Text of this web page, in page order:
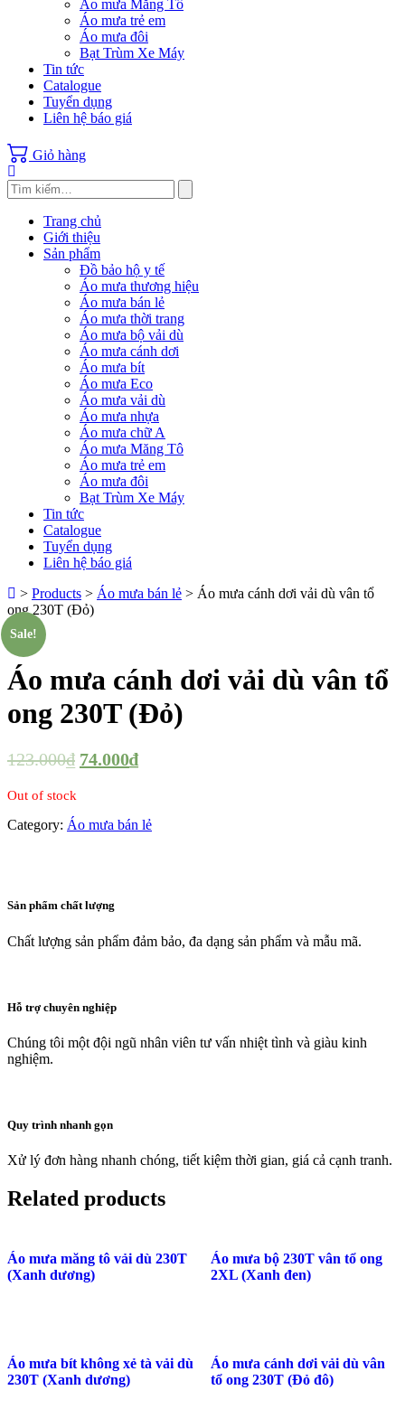
Áo mưa Măng Tô
Áo mưa trẻ em
Áo mưa đôi
Bạt Trùm Xe Máy
Tin tức
Catalogue
Tuyển dụng
Liên hệ báo giá
Giỏ hàng
Trang chủ
Giới thiệu
Sản phẩm
Đồ bảo hộ y tế
Áo mưa thương hiệu
Áo mưa bán lẻ
Áo mưa thời trang
Áo mưa bộ vải dù
Áo mưa cánh dơi
Áo mưa bít
Áo mưa Eco
Áo mưa vải dù
Áo mưa nhựa
Áo mưa chữ A
Áo mưa Măng Tô
Áo mưa trẻ em
Áo mưa đôi
Bạt Trùm Xe Máy
Tin tức
Catalogue
Tuyển dụng
Liên hệ báo giá
> Products > Áo mưa bán lẻ > Áo mưa cánh dơi vải dù vân tổ
ong 230T (Đỏ)
Sale!
Áo mưa cánh dơi vải dù vân tổ
ong 230T (Đỏ)
123.000₫ 74.000₫
Out of stock
Category: Áo mưa bán lẻ
Sản phẩm chất lượng
Chất lượng sản phẩm đảm bảo, đa dạng sản phẩm và mẫu mã.
Hỗ trợ chuyên nghiệp
Chúng tôi một đội ngũ nhân viên tư vấn nhiệt tình và giàu kinh
nghiệm.
Quy trình nhanh gọn
Xử lý đơn hàng nhanh chóng, tiết kiệm thời gian, giá cả cạnh tranh.
Related products
Áo mưa măng tô vải dù 230T
(Xanh dương)
Áo mưa bộ 230T vân tổ ong
2XL (Xanh đen)
Áo mưa bít không xẻ tà vải dù
230T (Xanh dương)
Áo mưa cánh dơi vải dù vân
tổ ong 230T (Đỏ đô)